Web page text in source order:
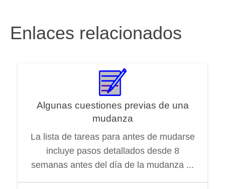
Enlaces relacionados
Algunas cuestiones previas de una
mudanza
La lista de tareas para antes de mudarse
incluye pasos detallados desde 8
semanas antes del día de la mudanza ...